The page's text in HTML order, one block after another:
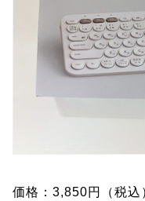
価格：3,850円（税込